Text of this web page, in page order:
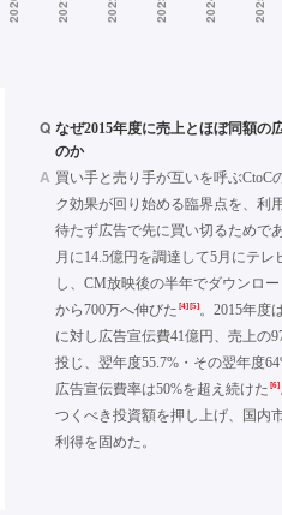
Q なぜ2015年度に売上とほぼ同額の
のか
A 買い手と売り手が互いを呼ぶCtoC
ク効果が回り始める臨界点を、利
待たず広告で先に買い切るためで
月に14.5億円を調達して5月にテレ
し、CM放映後の半年でダウンロ
から700万へ伸びた [4][5]。2015年度
に対し広告宣伝費41億円、売上の
投じ、翌年度55.7%・その翌年度
広告宣伝費率は50%を超え続けた [6]
つくべき投資額を押し上げ、国内
利得を固めた。